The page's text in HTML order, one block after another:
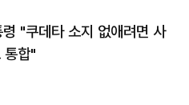
"쿠데타 소지 없애려면 사
통합"